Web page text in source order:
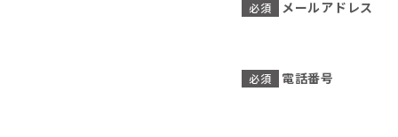
必須 メールアドレス
必須 電話番号